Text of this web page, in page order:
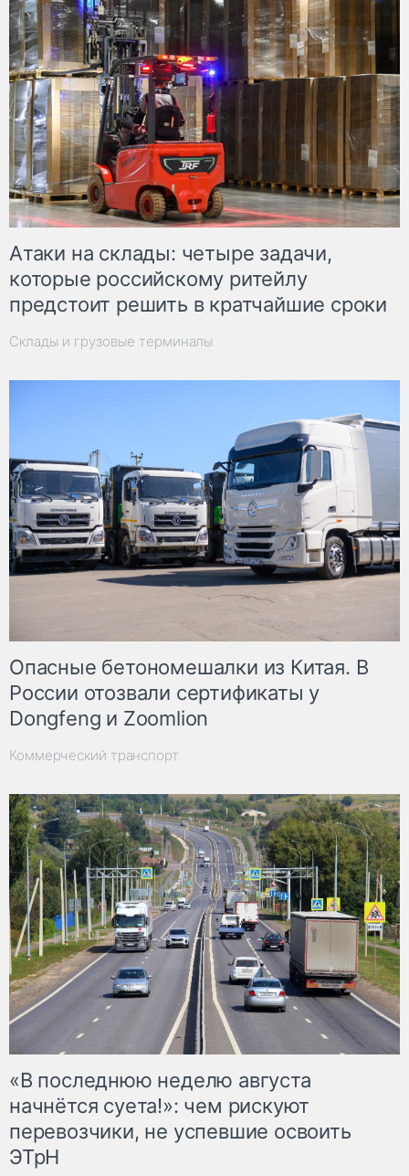
Атаки на склады: четыре задачи,
которые российскому ритейлу
предстоит решить в кратчайшие сроки
Склады и грузовые терминалы
Опасные бетономешалки из Китая. В
России отозвали сертификаты у
Dongfeng и Zoomlion
Коммерческий транспорт
«В последнюю неделю августа
начнётся суета!»: чем рискуют
перевозчики, не успевшие освоить
ЭТрН